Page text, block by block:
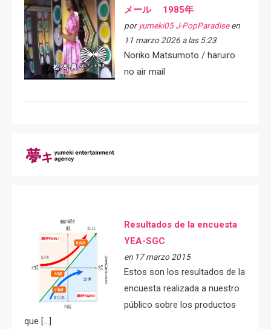
メール 1985年
por yumeki05 J-PopParadiseen
11 marzo 2026 a las 5:23
Noriko Matsumoto / haruiro
no air mail
Resultados de la encuesta
YEA-SGC
en 17 marzo 2015
Estos son los resultados de la
encuesta realizada a nuestro
público sobre los productos
que […]